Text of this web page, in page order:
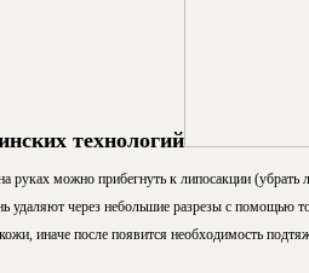
технологий
руках можно прибегнуть к липосакции
удаляют через небольшие разрезы с помощью
иначе после появится необходимость